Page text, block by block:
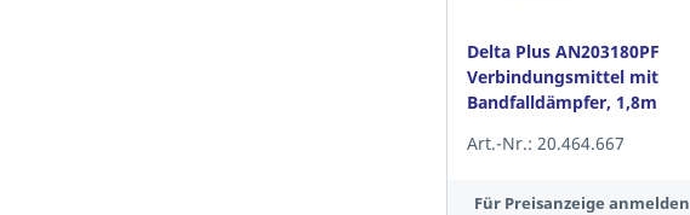
Delta Plus AN203180PF
Verbindungsmittel mit
Bandfalldämpfer, 1,8m
Art.-Nr.: 20.464.667
Für Preisanzeige anmelden